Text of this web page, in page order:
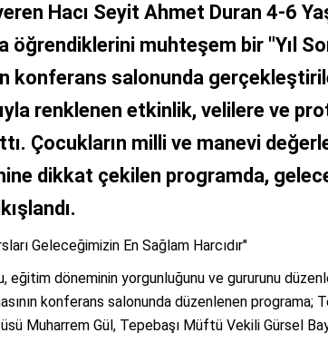
Hacı Seyit Ahmet Duran 4-6
öğrendiklerini muhteşem bir "Yıl
konferans salonunda
renklenen etkinlik, velilere ve
Çocukların milli ve manevi
dikkat çekilen programda,
Geleceğimizin En Sağlam Harcıdır"
eğitim döneminin yorgunluğunu ve gururunu
konferans salonunda düzenlenen programa;
Muharrem Gül, Tepebaşı Müftü Vekili Gürsel